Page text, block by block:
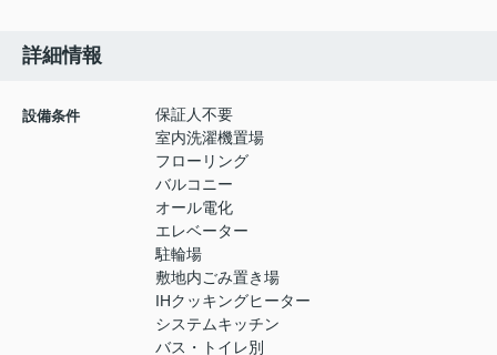
詳細情報
設備条件
保証人不要
室内洗濯機置場
フローリング
バルコニー
オール電化
エレベーター
駐輪場
敷地内ごみ置き場
IHクッキングヒーター
システムキッチン
バス・トイレ別